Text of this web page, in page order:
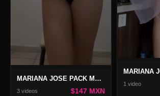
MARIANA JOSE PACK MAARR
3 videos $147 MXN
1 video